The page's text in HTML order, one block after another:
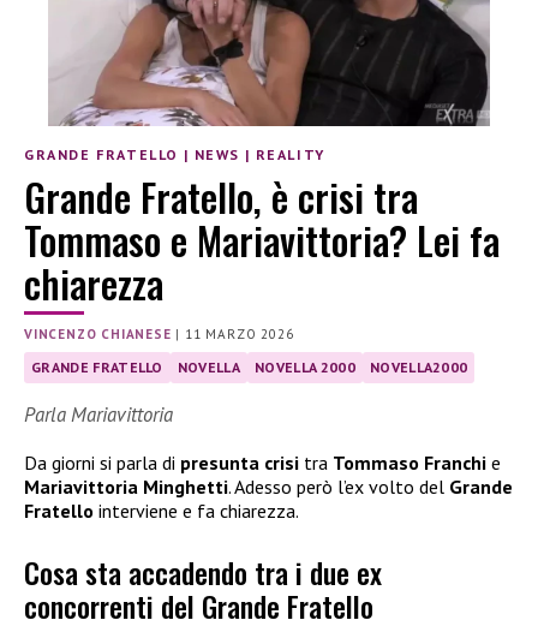
GRANDE FRATELLO | NEWS | REALITY
Grande Fratello, è crisi tra
Tommaso e Mariavittoria? Lei fa
chiarezza
VINCENZO CHIANESE | 11 MARZO 2026
GRANDE FRATELLO NOVELLA NOVELLA 2000 NOVELLA2000
Parla Mariavittoria
Da giorni si parla di presunta crisi tra Tommaso Franchi e
Mariavittoria Minghetti. Adesso però l’ex volto del Grande
Fratello interviene e fa chiarezza.
Cosa sta accadendo tra i due ex
concorrenti del Grande Fratello